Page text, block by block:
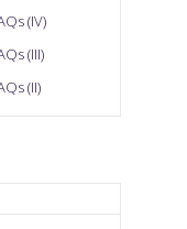
(IV)
(III)
(II)